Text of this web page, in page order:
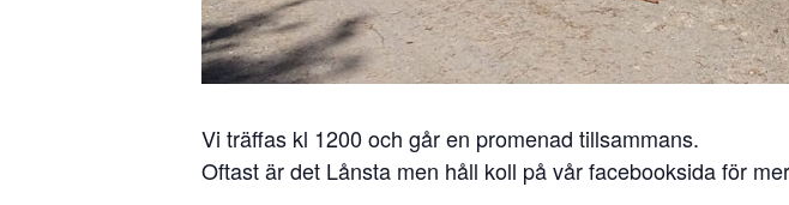
Vi träffas kl 1200 och går en promenad tillsammans.
Oftast är det Lånsta men håll koll på vår facebooksida för